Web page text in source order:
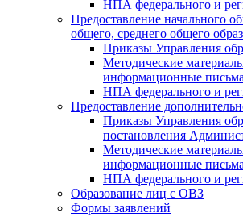
НПА федерального и
Предоставление начального
общего, среднего общего
Приказы Управления
Методические
информационные письма
НПА федерального и
Предоставление
Приказы Управления
постановления
Методические
информационные письма
НПА федерального и
Образование лиц с ОВЗ
Формы заявлений